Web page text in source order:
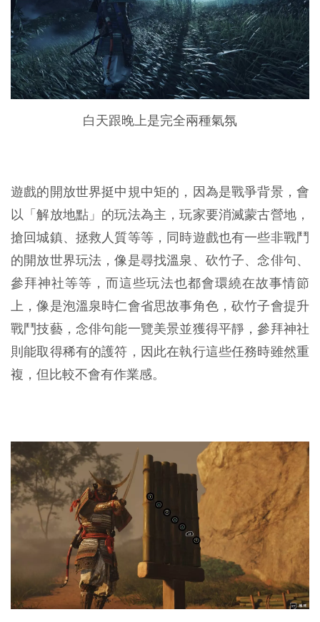
白天跟晚上是完全兩種氣氛
遊戲的開放世界挺中規中矩的，因為是戰爭背景，會
以「解放地點」的玩法為主，玩家要消滅蒙古營地，
搶回城鎮、拯救人質等等，同時遊戲也有一些非戰鬥
的開放世界玩法，像是尋找溫泉、砍竹子、念俳句、
參拜神社等等，而這些玩法也都會環繞在故事情節
上，像是泡溫泉時仁會省思故事角色，砍竹子會提升
戰鬥技藝，念俳句能一覽美景並獲得平靜，參拜神社
則能取得稀有的護符，因此在執行這些任務時雖然重
複，但比較不會有作業感。